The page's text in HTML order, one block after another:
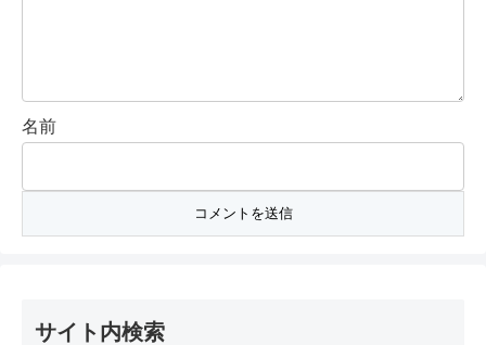
名前
サイト内検索